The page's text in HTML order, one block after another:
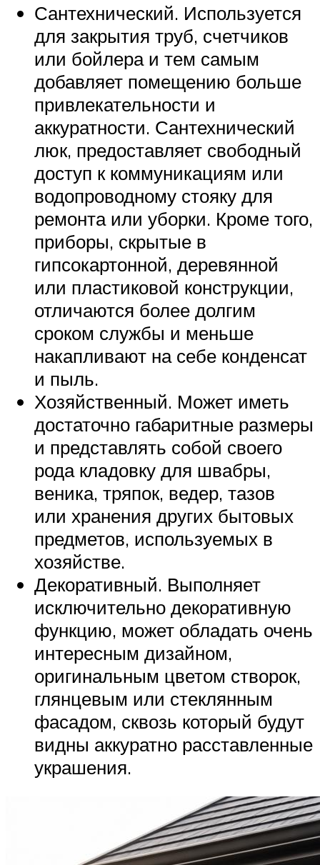
Сантехнический. Используется
для закрытия труб, счетчиков
или бойлера и тем самым
добавляет помещению больше
привлекательности и
аккуратности. Сантехнический
люк, предоставляет свободный
доступ к коммуникациям или
водопроводному стояку для
ремонта или уборки. Кроме того,
приборы, скрытые в
гипсокартонной, деревянной
или пластиковой конструкции,
отличаются более долгим
сроком службы и меньше
накапливают на себе конденсат
и пыль.
Хозяйственный. Может иметь
достаточно габаритные размеры
и представлять собой своего
рода кладовку для швабры,
веника, тряпок, ведер, тазов
или хранения других бытовых
предметов, используемых в
хозяйстве.
Декоративный. Выполняет
исключительно декоративную
функцию, может обладать очень
интересным дизайном,
оригинальным цветом створок,
глянцевым или стеклянным
фасадом, сквозь который будут
видны аккуратно расставленные
украшения.